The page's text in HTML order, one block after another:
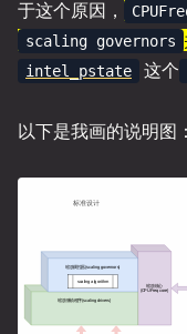
于这个原因，
scaling governors
intel_pstate 这个
以下是我画的说明图：